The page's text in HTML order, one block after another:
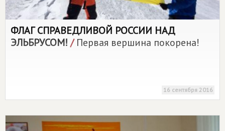
ФЛАГСПРАВЕДЛИВОЙ РОССИИ НАД
ЭЛЬБРУСОМ! /Первая вершина покорена!
16 сентября 2016